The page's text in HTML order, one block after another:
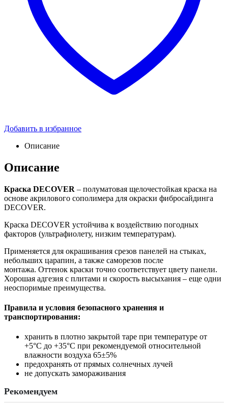
Добавить в избранное
Описание
Описание
Краска DECOVER – полуматовая щелочестойкая краска на
основе акрилового сополимера для окраски фибросайдинга
DECOVER.
Краска DECOVER устойчива к воздействию погодных
факторов (ультрафиолету, низким температурам).
Применяется для окрашивания срезов панелей на стыках,
небольших царапин, а также саморезов после
монтажа. Оттенок краски точно соответствует цвету панели.
Хорошая адгезия с плитами и скорость высыхания – еще одни
неоспоримые преимущества.
Правила и условия безопасного хранения и
транспортирования:
хранить в плотно закрытой таре при температуре от
+5°С до +35°С при рекомендуемой относительной
влажности воздуха 65±5%
предохранять от прямых солнечных лучей
не допускать замораживания
Рекомендуем